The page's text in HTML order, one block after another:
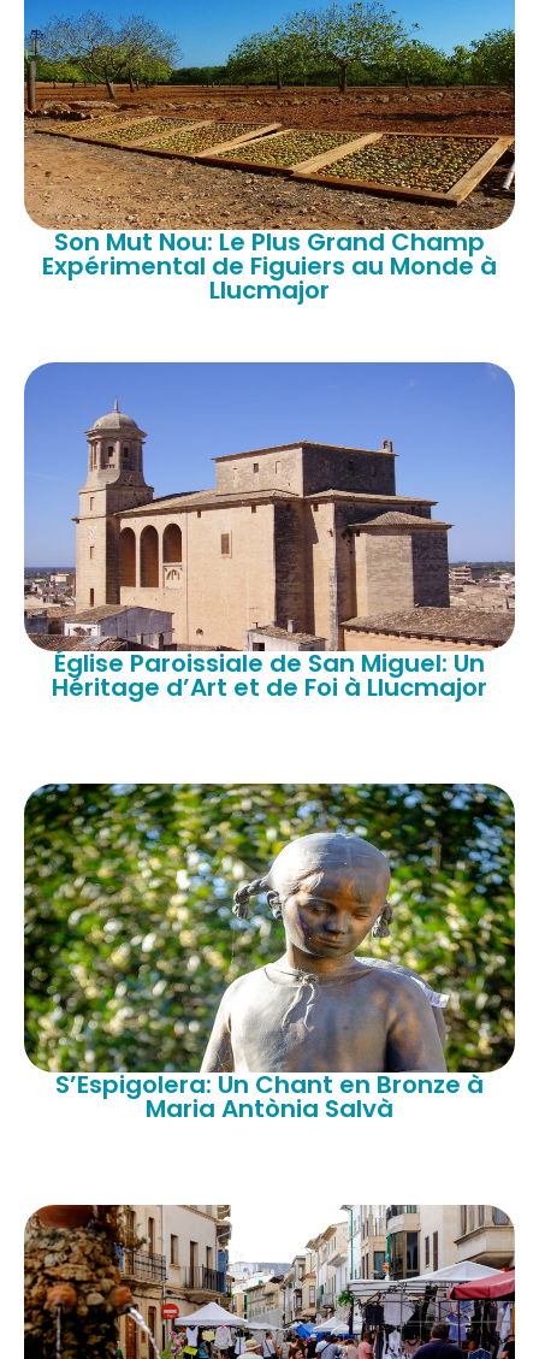
Son Mut Nou: Le Plus Grand Champ
Expérimental de Figuiers au Monde à
Llucmajor
Église Paroissiale de San Miguel: Un
Héritage d’Art et de Foi à Llucmajor
S’Espigolera: Un Chant en Bronze à
Maria Antònia Salvà